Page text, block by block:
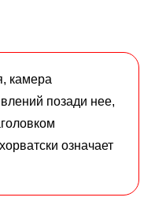
камера
позади нее,
означает